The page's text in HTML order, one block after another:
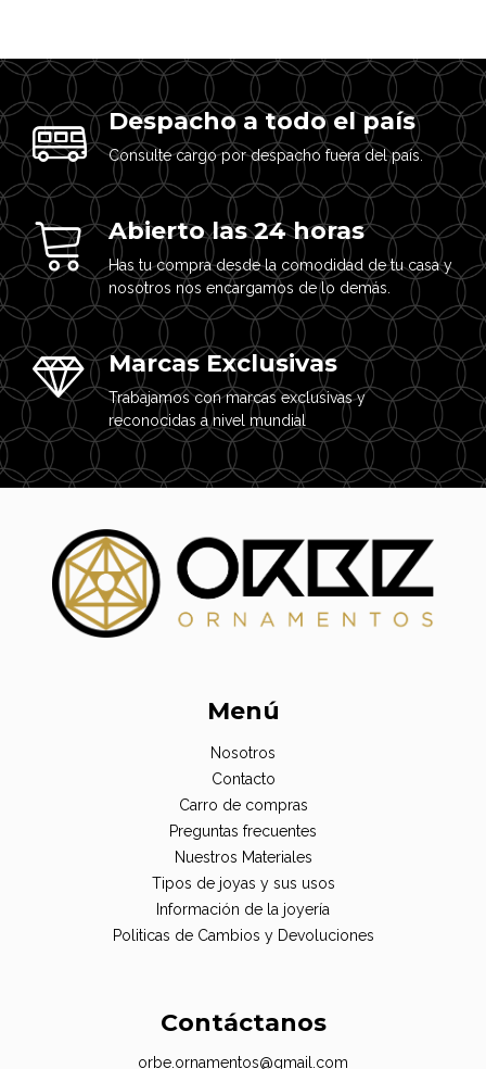
Despacho a todo el país
Consulte cargo por despacho fuera del país.
Abierto las 24 horas
Has tu compra desde la comodidad de tu casa y
nosotros nos encargamos de lo demás.
Marcas Exclusivas
Trabajamos con marcas exclusivas y
reconocidas a nivel mundial
Menú
Nosotros
Contacto
Carro de compras
Preguntas frecuentes
Nuestros Materiales
Tipos de joyas y sus usos
Información de la joyería
Politicas de Cambios y Devoluciones
Contáctanos
orbe.ornamentos@gmail.com